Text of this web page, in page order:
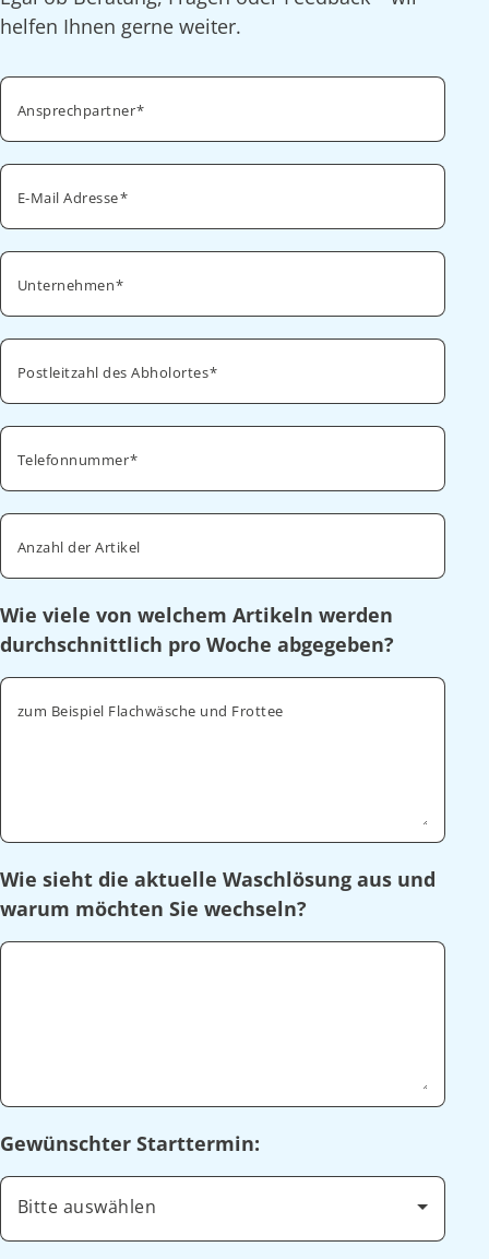
helfen Ihnen gerne weiter.
Ansprechpartner
E-Mail Adresse
Unternehmen
Postleitzahl des Abholortes
Telefonnummer
Anzahl der Artikel
Wie viele von welchem Artikeln werden
durchschnittlich pro Woche abgegeben?
zum Beispiel Flachwäsche und Frottee
Wie sieht die aktuelle Waschlösung aus und
warum möchten Sie wechseln?
Gewünschter Starttermin:
Bitte auswählen